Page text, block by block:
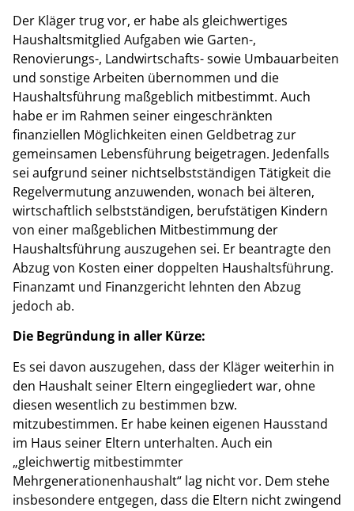
Der Kläger trug vor, er habe als gleichwertiges
Haushaltsmitglied Aufgaben wie Garten-,
Renovierungs-, Landwirtschafts- sowie Umbauarbeiten
und sonstige Arbeiten übernommen und die
Haushaltsführung maßgeblich mitbestimmt. Auch
habe er im Rahmen seiner eingeschränkten
finanziellen Möglichkeiten einen Geldbetrag zur
gemeinsamen Lebensführung beigetragen. Jedenfalls
sei aufgrund seiner nichtselbstständigen Tätigkeit die
Regelvermutung anzuwenden, wonach bei älteren,
wirtschaftlich selbstständigen, berufstätigen Kindern
von einer maßgeblichen Mitbestimmung der
Haushaltsführung auszugehen sei. Er beantragte den
Abzug von Kosten einer doppelten Haushaltsführung.
Finanzamt und Finanzgericht lehnten den Abzug
jedoch ab.
Die Begründung in aller Kürze:
Es sei davon auszugehen, dass der Kläger weiterhin in
den Haushalt seiner Eltern eingegliedert war, ohne
diesen wesentlich zu bestimmen bzw.
mitzubestimmen. Er habe keinen eigenen Hausstand
im Haus seiner Eltern unterhalten. Auch ein
„gleichwertig mitbestimmter
Mehrgenerationenhaushalt“ lag nicht vor. Dem stehe
insbesondere entgegen, dass die Eltern nicht zwingend